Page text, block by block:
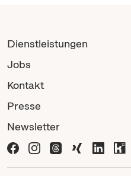
Dienstleistungen
Jobs
Kontakt
Presse
Newsletter